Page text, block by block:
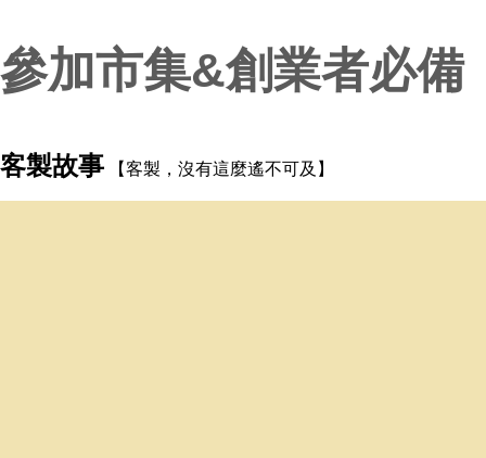
參加市集&創業者必備
客製故事 【客製，沒有這麼遙不可及】